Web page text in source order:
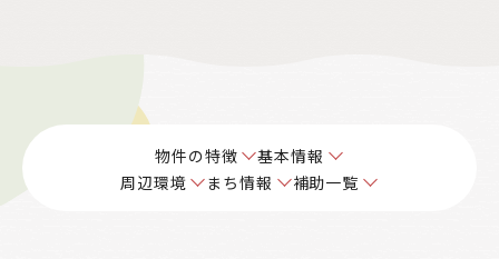
物件の特徴
基本情報
周辺環境
まち情報 補助一覧